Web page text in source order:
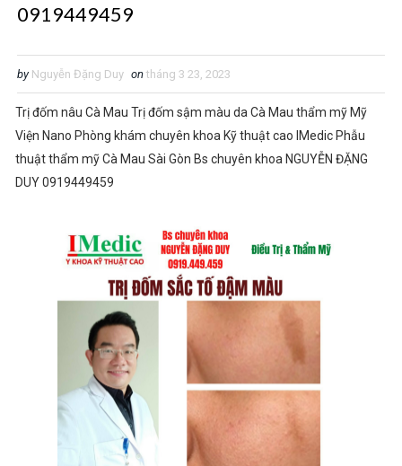
0919449459
by Nguyễn Đặng Duy on tháng 3 23, 2023
Trị đốm nâu Cà Mau Trị đốm sậm màu da Cà Mau thẩm mỹ Mỹ
Viện Nano Phòng khám chuyên khoa Kỹ thuật cao IMedic Phẫu
thuật thẩm mỹ Cà Mau Sài Gòn Bs chuyên khoa NGUYỄN ĐẶNG
DUY 0919449459